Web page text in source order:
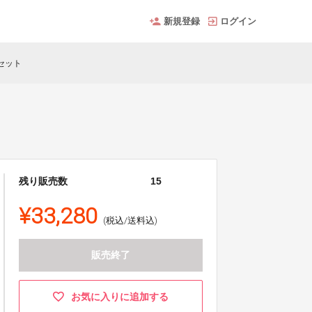
新規登録 ログイン
ット
残り販売数 15
¥33,280 (税込/送料込)
販売終了
お気に入りに追加する